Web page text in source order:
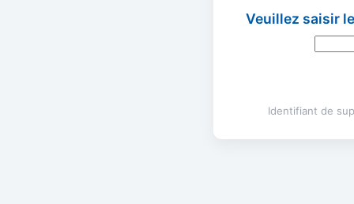
Veuillez saisir
Identifiant de